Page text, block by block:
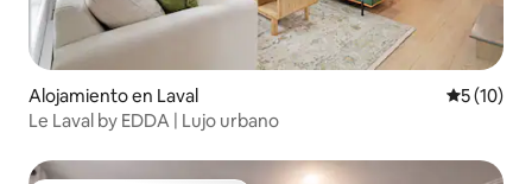
Alojamiento en Laval
5 (10)
Le Laval by EDDA | Lujo urbano